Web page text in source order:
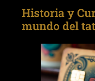
Historia y
mundo del